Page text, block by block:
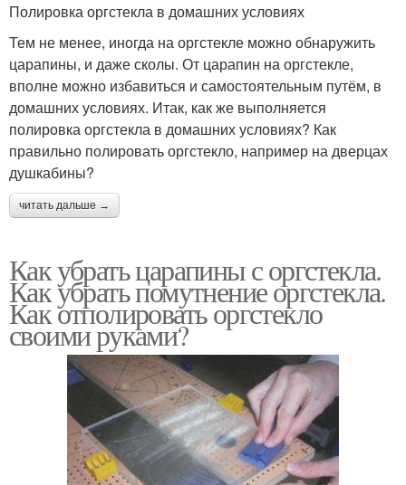
Полировка оргстекла в домашних условиях
Тем не менее, иногда на оргстекле можно обнаружить
царапины, и даже сколы. От царапин на оргстекле,
вполне можно избавиться и самостоятельным путём, в
домашних условиях. Итак, как же выполняется
полировка оргстекла в домашних условиях? Как
правильно полировать оргстекло, например на дверцах
душкабины?
читать дальше →
Как убрать царапины с оргстекла.
Как убрать помутнение оргстекла.
Как отполировать оргстекло
своими руками?